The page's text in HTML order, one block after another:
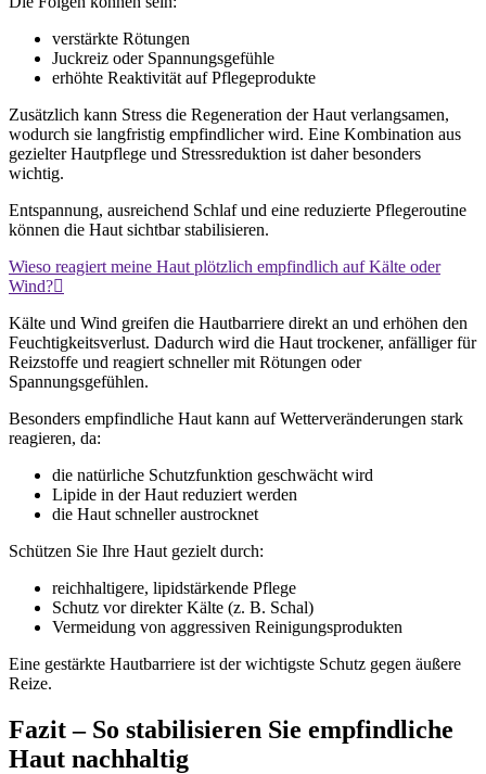
verstärkte Rötungen
Juckreiz oder Spannungsgefühle
erhöhte Reaktivität auf Pflegeprodukte
Zusätzlich kann Stress die Regeneration der Haut verlangsamen,
wodurch sie langfristig empfindlicher wird. Eine Kombination aus
gezielter Hautpflege und Stressreduktion ist daher besonders
wichtig.
Entspannung, ausreichend Schlaf und eine reduzierte Pflegeroutine
können die Haut sichtbar stabilisieren.
Wieso reagiert meine Haut plötzlich empfindlich auf Kälte oder
Wind?
Kälte und Wind greifen die Hautbarriere direkt an und erhöhen den
Feuchtigkeitsverlust. Dadurch wird die Haut trockener, anfälliger für
Reizstoffe und reagiert schneller mit Rötungen oder
Spannungsgefühlen.
Besonders empfindliche Haut kann auf Wetterveränderungen stark
reagieren, da:
die natürliche Schutzfunktion geschwächt wird
Lipide in der Haut reduziert werden
die Haut schneller austrocknet
Schützen Sie Ihre Haut gezielt durch:
reichhaltigere, lipidstärkende Pflege
Schutz vor direkter Kälte (z. B. Schal)
Vermeidung von aggressiven Reinigungsprodukten
Eine gestärkte Hautbarriere ist der wichtigste Schutz gegen äußere
Reize.
Fazit – So stabilisieren Sie empfindliche
Haut nachhaltig